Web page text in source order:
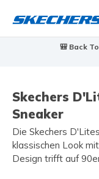
🎒 Back
Skechers
Sneaker
Die Skechers
klassischen Look
Design trifft auf